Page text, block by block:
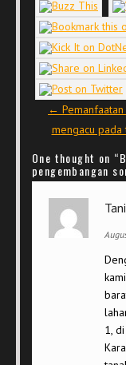
Post navigation
←
mengacu
One thought on “
pengembangan
1,